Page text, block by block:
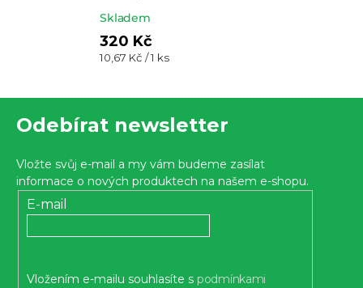
Průměrné
hodnocení
produktu
z 5
Skladem
320 Kč
Měrná
10,67 Kč / 1 ks
Odebírat newsletter
Vložte svůj e-mail a my vám budeme zasílat
informace o nových produktech na našem e-shopu.
E-mail
Vložením e-mailu souhlasíte s podmínkami